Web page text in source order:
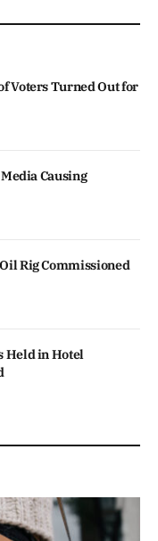
Voters Turned Out for
Causing
Rig Commissioned
Held in Hotel